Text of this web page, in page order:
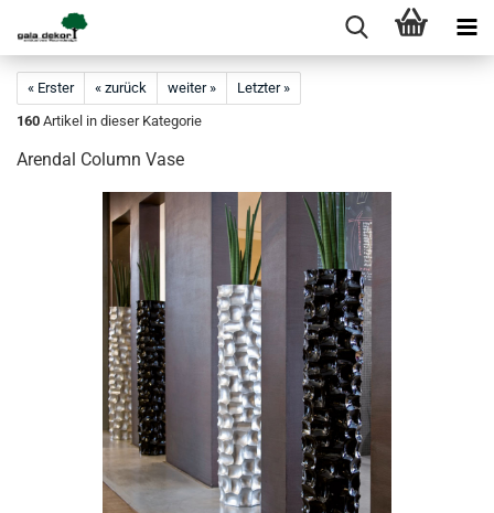
« Erster « zurück weiter »
Letzter »
160 Artikel in dieser Kategorie
Arendal Column Vase